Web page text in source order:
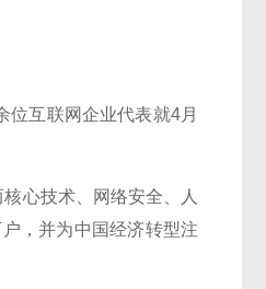
位互联网企业代表就4月
心技术、网络安全、人
，并为中国经济转型注